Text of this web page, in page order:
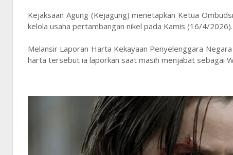
Kejaksaan Agung (Kejagung) menetapkan Ketua
kelola usaha pertambangan nikel pada Kamis (16/4/
Melansir Laporan Harta Kekayaan Penyelenggara
harta tersebut ia laporkan saat masih menjabat sebagai